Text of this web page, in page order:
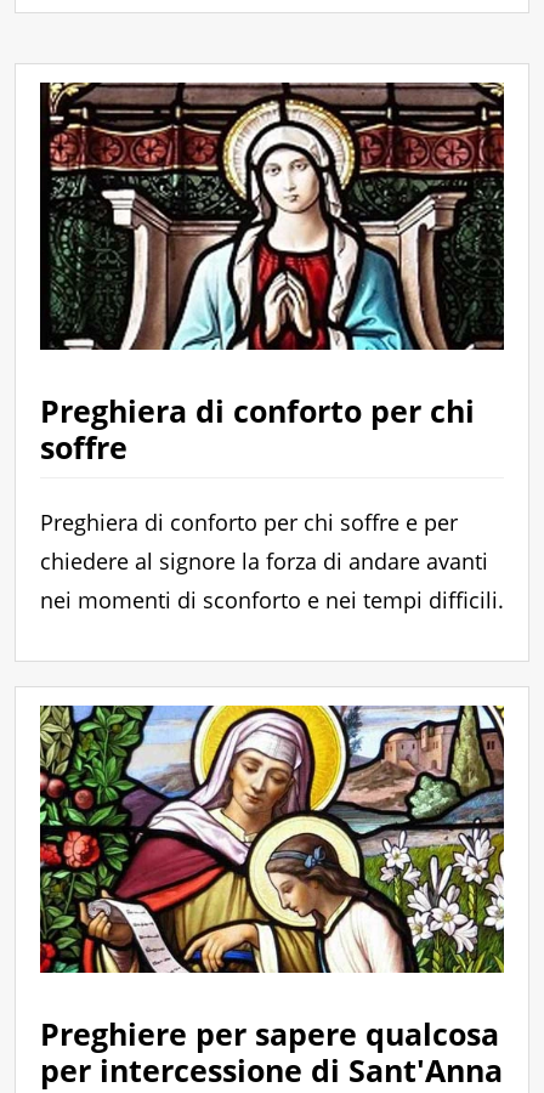
Preghiera di conforto per chi
soffre
Preghiera di conforto per chi soffre e per
chiedere al signore la forza di andare avanti
nei momenti di sconforto e nei tempi difficili.
Preghiere per sapere qualcosa
per intercessione di Sant'Anna